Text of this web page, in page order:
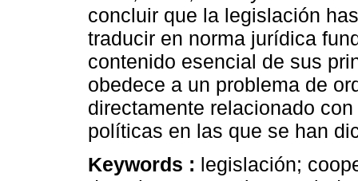
concluir que la legislación
traducir en norma jurídica
contenido esencial de sus
obedece a un problema de
directamente relacionado
políticas en las que se han
Keywords : legislación;